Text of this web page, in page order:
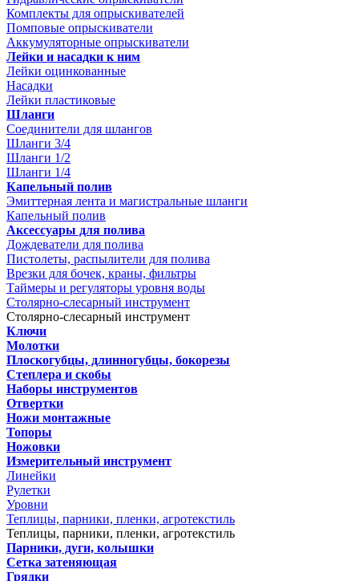
Комплекты для опрыскивателей
Помповые опрыскиватели
Аккумуляторные опрыскиватели
Лейки и насадки к ним
Лейки оцинкованные
Насадки
Лейки пластиковые
Шланги
Соединители для шлангов
Шланги 3/4
Шланги 1/2
Шланги 1/4
Капельный полив
Эмиттерная лента и магистральные шланги
Капельный полив
Аксессуары для полива
Дождеватели для полива
Пистолеты, распылители для полива
Врезки для бочек, краны, фильтры
Таймеры и регуляторы уровня воды
Столярно-слесарный инструмент
Столярно-слесарный инструмент
Ключи
Молотки
Плоскогубцы, длинногубцы, бокорезы
Степлера и скобы
Наборы инструментов
Отвертки
Ножи монтажные
Топоры
Ножовки
Измерительный инструмент
Линейки
Рулетки
Уровни
Теплицы, парники, пленки, агротекстиль
Теплицы, парники, пленки, агротекстиль
Парники, дуги, колышки
Сетка затеняющая
Грядки